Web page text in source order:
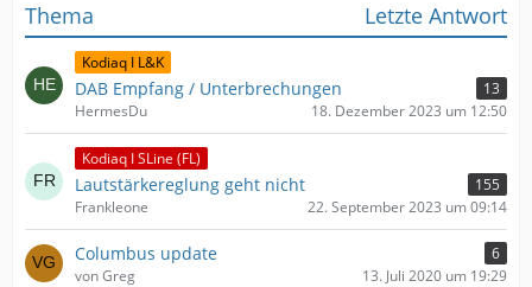
Thema Letzte Antwort
Kodiaq I L&K
DAB Empfang / Unterbrechungen
13
HermesDu
18. Dezember 2023 um 12:50
Kodiaq I SLine (FL)
Lautstärkereglung geht nicht
155
Frankleone
22. September 2023 um 09:14
Columbus update
6
von Greg
13. Juli 2020 um 19:29